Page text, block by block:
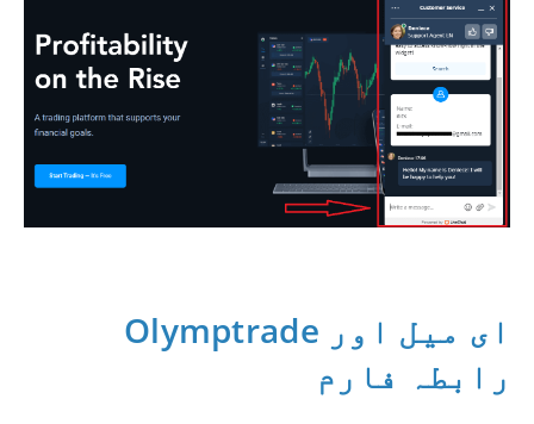
Olymptrade ای میل اور
رابطہ فارم